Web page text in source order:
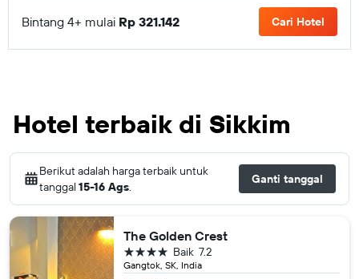
Bintang 4+ mulai Rp 321.142 Cari Hotel
Hotel terbaik di Sikkim
Berikut adalah harga terbaik untuk
tanggal 15-16 Ags.
Ganti tanggal
The Golden Crest
Gangtok, SK, India
7.2
Baik
bintang 4